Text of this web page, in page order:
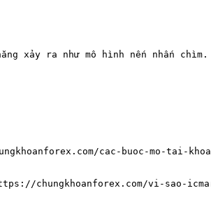
xảy ra như mô hình nến nhấn
cac-buoc-mo-tai-
https://chungkhoanforex.com/vi-sao-